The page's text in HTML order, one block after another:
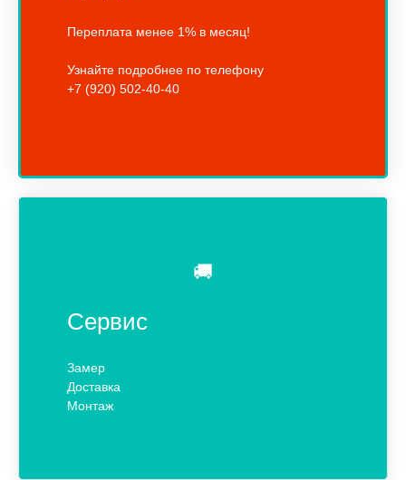
Переплата менее 1% в месяц!
Узнайте подробнее по телефону
+7 (920) 502-40-40
🚚
Сервис
Замер
Доставка
Монтаж